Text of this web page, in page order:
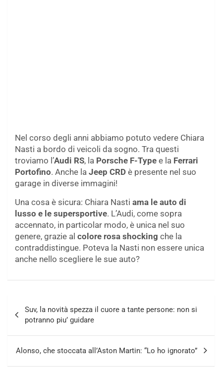
Nel corso degli anni abbiamo potuto vedere Chiara
Nasti a bordo di veicoli da sogno. Tra questi
troviamo l’Audi RS, la Porsche F-Type e la Ferrari
Portofino. Anche la Jeep CRD è presente nel suo
garage in diverse immagini!
Una cosa è sicura: Chiara Nasti ama le auto di
lusso e le supersportive. L’Audi, come sopra
accennato, in particolar modo, è unica nel suo
genere, grazie al colore rosa shocking che la
contraddistingue. Poteva la Nasti non essere unica
anche nello scegliere le sue auto?
articoli
Suv, la novità spezza il cuore a tante persone: non si
potranno piu’ guidare
Alonso, che stoccata all’Aston Martin: “Lo ho ignorato”